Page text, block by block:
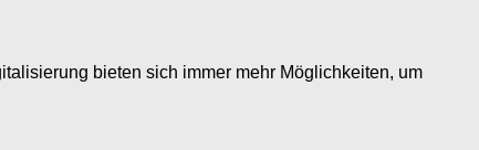
bieten sich immer mehr Möglichkeiten, um